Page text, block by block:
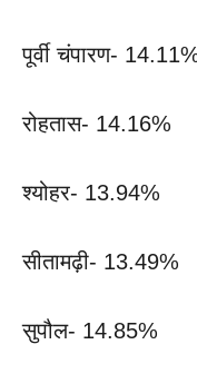
पूर्वी चंपारण-
रोहतास- 14.16%
श्योहर- 13.94%
सीतामढ़ी- 13.49%
सुपौल- 14.85%